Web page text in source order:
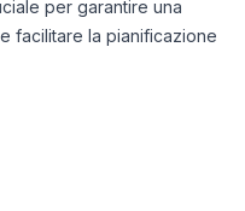
per garantire una
facilitare la pianificazione